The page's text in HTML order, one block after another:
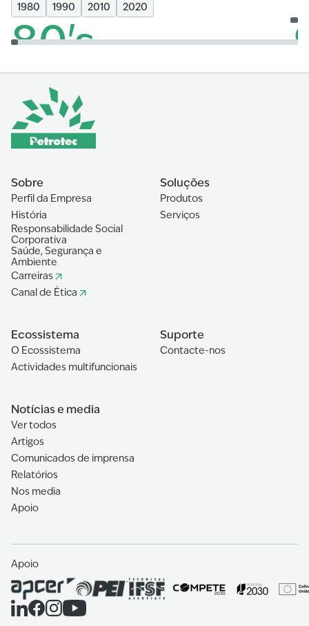
1980 1990 2010 2020
80's
1983
Constituição do Grupo Petrotec em Portugal,
marcando o início do nosso percurso no
fornecimento de soluções inovadoras para o sector
do Oil & Gas.
Sobre
Perfil da Empresa
História
Responsabilidade Social
Corporativa
Saúde, Segurança e
Ambiente
Carreiras
Canal de Ética
Soluções
Produtos
Serviços
Ecossistema
O Ecossistema
Actividades multifuncionais
Suporte
Contacte-nos
Notícias e media
Ver todos
Artigos
Comunicados de imprensa
Relatórios
Nos media
Apoio
Apoio